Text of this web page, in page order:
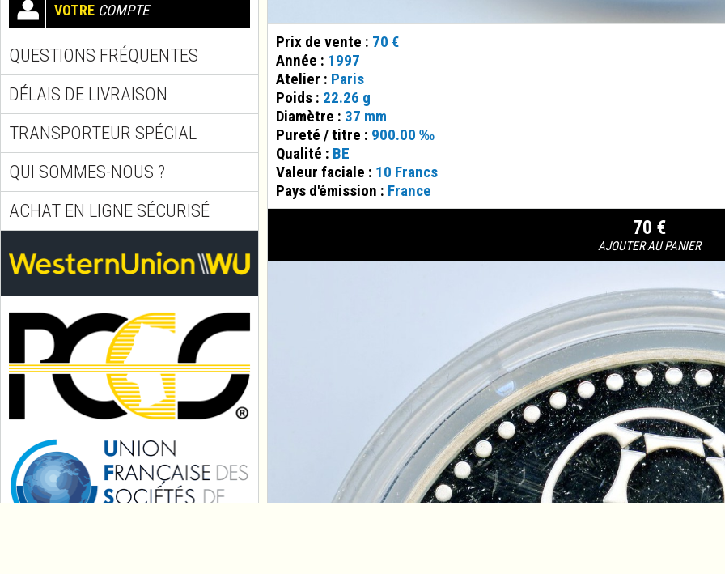
VOTRE COMPTE
QUESTIONS FRÉQUENTES
DÉLAIS DE LIVRAISON
TRANSPORTEUR SPÉCIAL
QUI SOMMES-NOUS ?
ACHAT EN LIGNE SÉCURISÉ
Prix de vente : 70 €
Année : 1997
Atelier : Paris
Poids : 22.26 g
Diamètre : 37 mm
Pureté / titre : 900.00 ‰
Qualité : BE
Valeur faciale : 10 Francs
Pays d'émission : France
70 €
AJOUTER AU PANIER